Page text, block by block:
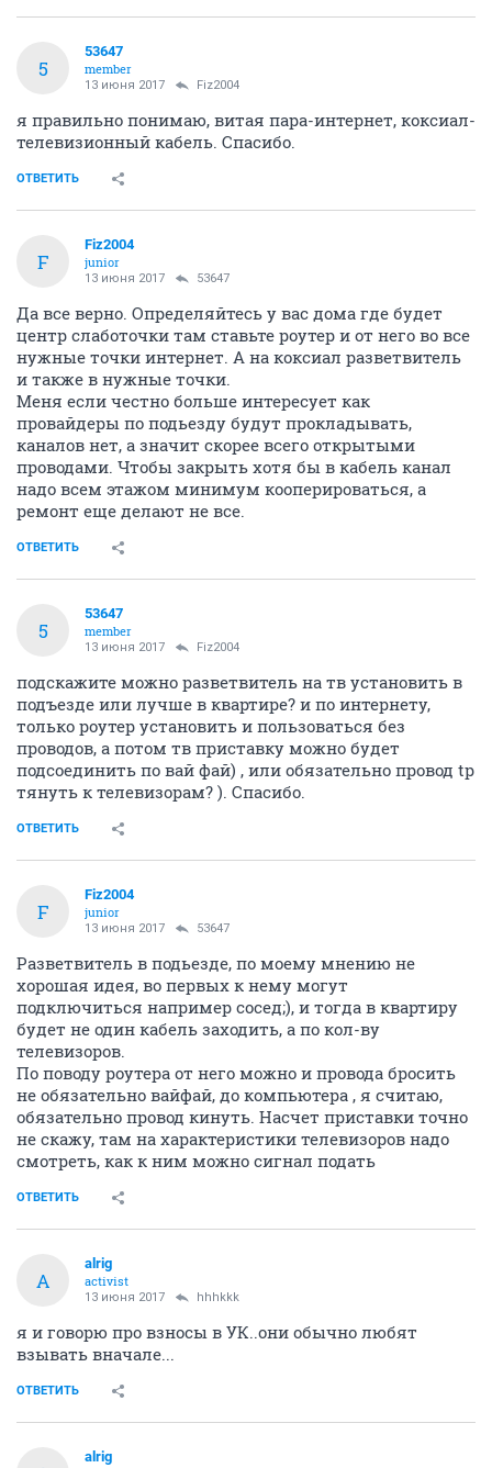
5
53647
member
13 июня 2017 Fiz2004
я правильно понимаю, витая пара-интернет, коксиал-
телевизионный кабель. Спасибо.
ОТВЕТИТЬ
F
Fiz2004
junior
13 июня 2017 53647
Да все верно. Определяйтесь у вас дома где будет
центр слаботочки там ставьте роутер и от него во все
нужные точки интернет. А на коксиал разветвитель
и также в нужные точки.
Меня если честно больше интересует как
провайдеры по подьезду будут прокладывать,
каналов нет, а значит скорее всего открытыми
проводами. Чтобы закрыть хотя бы в кабель канал
надо всем этажом минимум кооперироваться, а
ремонт еще делают не все.
ОТВЕТИТЬ
5
53647
member
13 июня 2017 Fiz2004
подскажите можно разветвитель на тв установить в
подъезде или лучше в квартире? и по интернету,
только роутер установить и пользоваться без
проводов, а потом тв приставку можно будет
подсоединить по вай фай) , или обязательно провод tp
тянуть к телевизорам? ). Спасибо.
ОТВЕТИТЬ
F
Fiz2004
junior
13 июня 2017 53647
Разветвитель в подьезде, по моему мнению не
хорошая идея, во первых к нему могут
подключиться например сосед;), и тогда в квартиру
будет не один кабель заходить, а по кол-ву
телевизоров.
По поводу роутера от него можно и провода бросить
не обязательно вайфай, до компьютера , я считаю,
обязательно провод кинуть. Насчет приставки точно
не скажу, там на характеристики телевизоров надо
смотреть, как к ним можно сигнал подать
ОТВЕТИТЬ
A
alrig
activist
13 июня 2017 hhhkkk
я и говорю про взносы в УК..они обычно любят
взывать вначале...
ОТВЕТИТЬ
alrig